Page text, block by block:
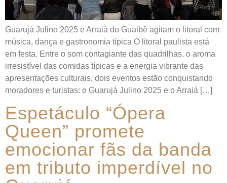
Guarujá Julino 2025 e Arraiá do Guaibê agitam o litoral com
música, dança e gastronomia típica O litoral paulista está
em festa. Entre o som contagiante das quadrilhas, o aroma
irresistível das comidas típicas e a energia vibrante das
apresentações culturais, dois eventos estão conquistando
moradores e turistas: o Guarujá Julino 2025 e o Arraiá […]
Espetáculo “Ópera
Queen” promete
emocionar fãs da banda
em tributo imperdível no